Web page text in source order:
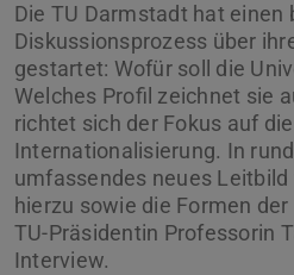
Die TU Darmstadt hat einen
Diskussionsprozess über
gestartet: Wofür soll die
Welches Profil zeichnet sie
richtet sich der Fokus auf
Internationalisierung. In
umfassendes neues
hierzu sowie die Formen
TU-Präsidentin Professorin
Interview.